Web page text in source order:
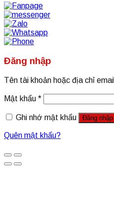
Đăng nhập
Tên tài khoản hoặc địa chỉ email
Mật khẩu *
Ghi nhớ mật khẩu Đăng nhập
Quên mật khẩu?